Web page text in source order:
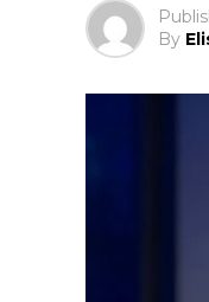
By